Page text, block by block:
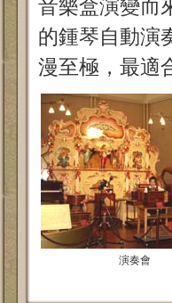
音樂盒演變而
的鍾琴自動演
漫至極，最適
演奏會